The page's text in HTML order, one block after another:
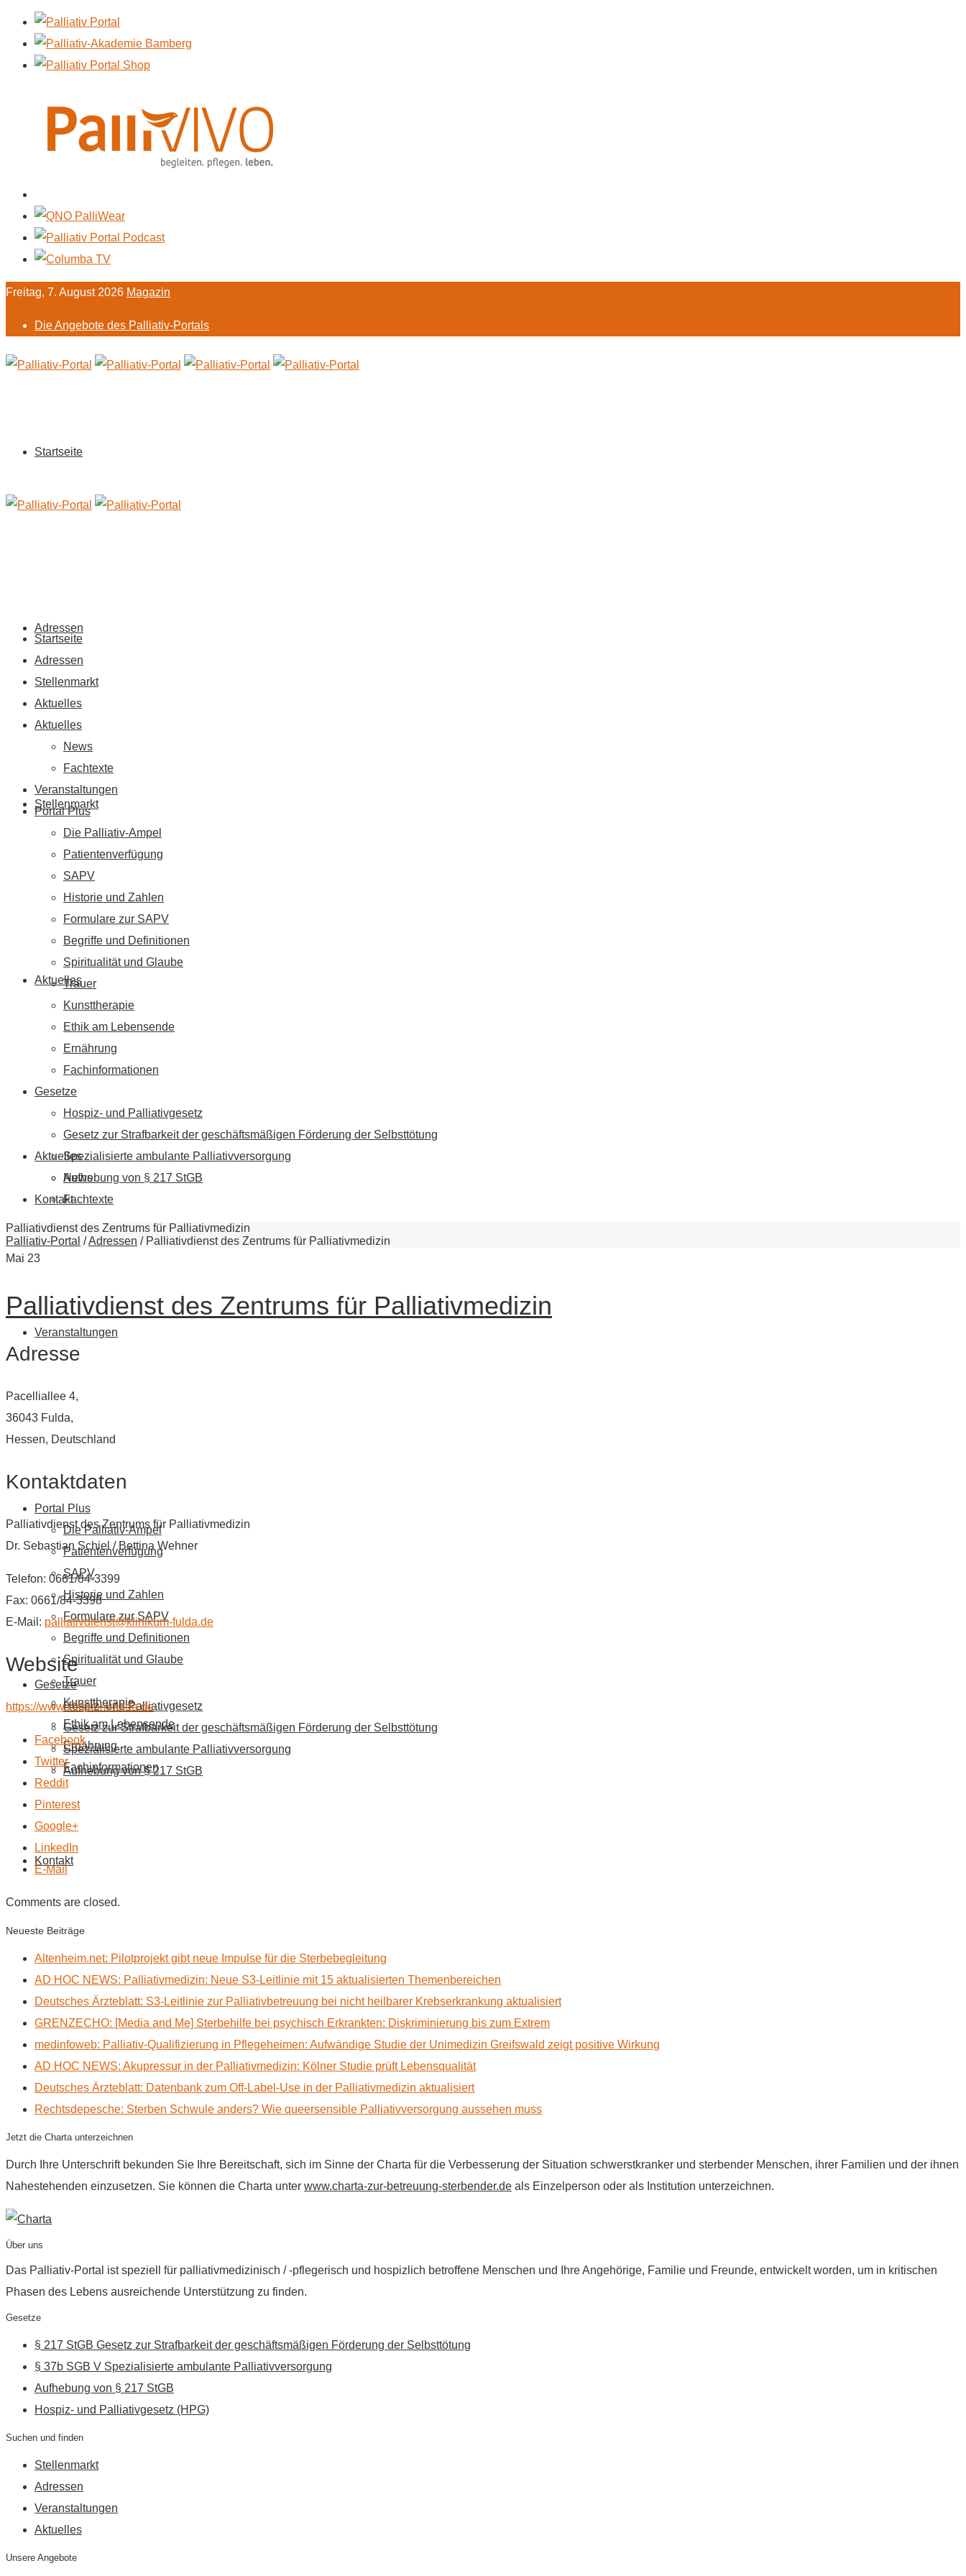
Freitag, 7. August 2026 Magazin
Die Angebote des Palliativ-Portals
Startseite
Adressen
Stellenmarkt
Aktuelles
Aktuelles
News
Fachtexte
Veranstaltungen
Portal Plus
Die Palliativ-Ampel
Patientenverfügung
SAPV
Historie und Zahlen
Formulare zur SAPV
Begriffe und Definitionen
Spiritualität und Glaube
Trauer
Kunsttherapie
Ethik am Lebensende
Ernährung
Fachinformationen
Gesetze
Hospiz- und Palliativgesetz
Gesetz zur Strafbarkeit der geschäftsmäßigen Förderung der Selbsttötung
Spezialisierte ambulante Palliativversorgung
Aufhebung von § 217 StGB
Kontakt
Startseite
Adressen
Stellenmarkt
Aktuelles
Aktuelles
News
Fachtexte
Veranstaltungen
Portal Plus
Die Palliativ-Ampel
Patientenverfügung
SAPV
Historie und Zahlen
Formulare zur SAPV
Begriffe und Definitionen
Spiritualität und Glaube
Trauer
Kunsttherapie
Ethik am Lebensende
Ernährung
Fachinformationen
Gesetze
Hospiz- und Palliativgesetz
Gesetz zur Strafbarkeit der geschäftsmäßigen Förderung der Selbsttötung
Spezialisierte ambulante Palliativversorgung
Aufhebung von § 217 StGB
Kontakt
Palliativdienst des Zentrums für Palliativmedizin
Palliativ-Portal /Adressen / Palliativdienst des Zentrums für Palliativmedizin
Mai 23
Palliativdienst des Zentrums für Palliativmedizin
Adresse
Pacelliallee 4,
36043 Fulda,
Hessen, Deutschland
Kontaktdaten
Palliativdienst des Zentrums für Palliativmedizin
Dr. Sebastian Schiel / Bettina Wehner
Telefon: 0661/84-3399
Fax: 0661/84-3398
E-Mail: palliativdienst@klinikum-fulda.de
Website
https://www.klinikum-fulda.de
Facebook
Twitter
Reddit
Pinterest
Google+
LinkedIn
E-Mail
Comments are closed.
Neueste Beiträge
Altenheim.net: Pilotprojekt gibt neue Impulse für die Sterbebegleitung
AD HOC NEWS: Palliativmedizin: Neue S3-Leitlinie mit 15 aktualisierten Themenbereichen
Deutsches Ärzteblatt: S3-Leitlinie zur Palliativbetreuung bei nicht heilbarer Krebserkrankung aktualisiert
GRENZECHO: [Media and Me] Sterbehilfe bei psychisch Erkrankten: Diskriminierung bis zum Extrem
medinfoweb: Palliativ-Qualifizierung in Pflegeheimen: Aufwändige Studie der Unimedizin Greifswald zeigt positive Wirkung
AD HOC NEWS: Akupressur in der Palliativmedizin: Kölner Studie prüft Lebensqualität
Deutsches Ärzteblatt: Datenbank zum Off-Label-Use in der Palliativmedizin aktualisiert
Rechtsdepesche: Sterben Schwule anders? Wie queersensible Palliativversorgung aussehen muss
Jetzt die Charta unterzeichnen
Durch Ihre Unterschrift bekunden Sie Ihre Bereitschaft, sich im Sinne der Charta für die Verbesserung der Situation schwerstkranker und sterbender Menschen, ihrer Familien und der ihnen
Nahestehenden einzusetzen. Sie können die Charta unter www.charta-zur-betreuung-sterbender.de als Einzelperson oder als Institution unterzeichnen.
Über uns
Das Palliativ-Portal ist speziell für palliativmedizinisch / -pflegerisch und hospizlich betroffene Menschen und Ihre Angehörige, Familie und Freunde, entwickelt worden, um in kritischen
Phasen des Lebens ausreichende Unterstützung zu finden.
Gesetze
§ 217 StGB Gesetz zur Strafbarkeit der geschäftsmäßigen Förderung der Selbsttötung
§ 37b SGB V Spezialisierte ambulante Palliativversorgung
Aufhebung von § 217 StGB
Hospiz- und Palliativgesetz (HPG)
Suchen und finden
Stellenmarkt
Adressen
Veranstaltungen
Aktuelles
Unsere Angebote